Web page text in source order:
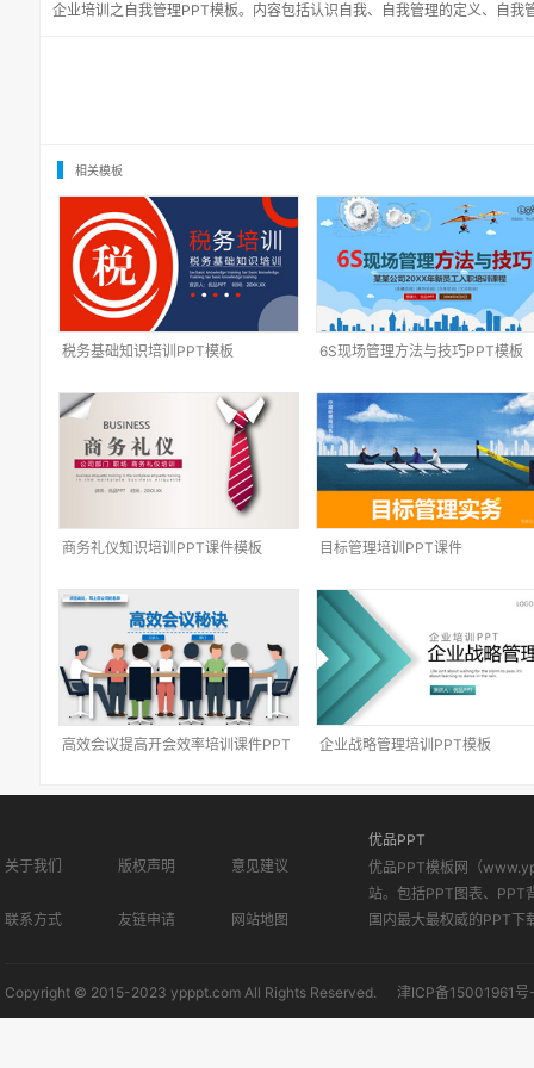
企业培训之自我管理PPT模板。内容包括认识自我、自我管理的定义、自我
相关模板
税务基础知识培训PPT模板 6S现场管理方法与技巧PPT模板
商务礼仪知识培训PPT课件模板 目标管理培训PPT课件
高效会议提高开会效率培训课件PPT
企业战略管理培训PPT模板
关于我们 版权声明 意见建议
联系方式 友链申请 网站地图
优品PPT
优品PPT模板网（
站。包括PPT图表、PPT
国内最大最权威的PPT下
Copyright © 2015-2023 ypppt.com All Rights Reserved. 津ICP备15001961号